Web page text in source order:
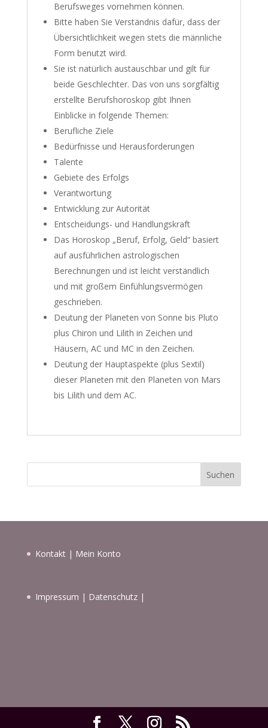
Berufsweges vornehmen können.
Bitte haben Sie Verständnis dafür, dass der
Übersichtlichkeit wegen stets die männliche
Form benutzt wird.
Sie ist natürlich austauschbar und gilt für
beide Geschlechter. Das von uns sorgfältig
erstellte Berufshoroskop gibt Ihnen
Einblicke in folgende Themen:
Berufliche Ziele
Bedürfnisse und Herausforderungen
Talente
Gebiete des Erfolgs
Verantwortung
Entwicklung zur Autorität
Entscheidungs- und Handlungskraft
Das Horoskop „Beruf, Erfolg, Geld“ basiert
auf ausführlichen astrologischen
Berechnungen und ist leicht verständlich
und mit großem Einfühlungsvermögen
geschrieben.
Deutung der Planeten von Sonne bis Pluto
plus Chiron und Lilith in Zeichen und
Häusern, AC und MC in den Zeichen.
Deutung der Hauptaspekte (plus Sextil)
dieser Planeten mit den Planeten von Mars
bis Lilith und dem AC.
Suchen
Kontakt | Mein Konto
Impressum | Datenschutz|